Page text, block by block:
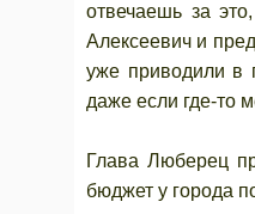
отвечаешь за
Алексеевич и
уже приводили в
даже если где-то
Глава Люберец
бюджет у города